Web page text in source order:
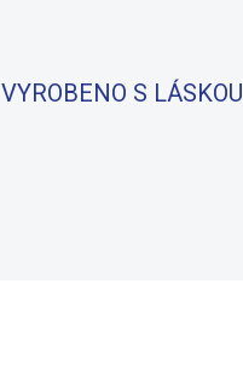
VYROBENO S LÁSKOU